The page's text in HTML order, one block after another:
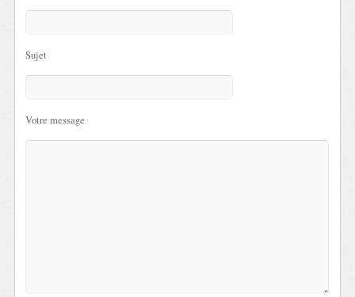
Sujet
Votre message